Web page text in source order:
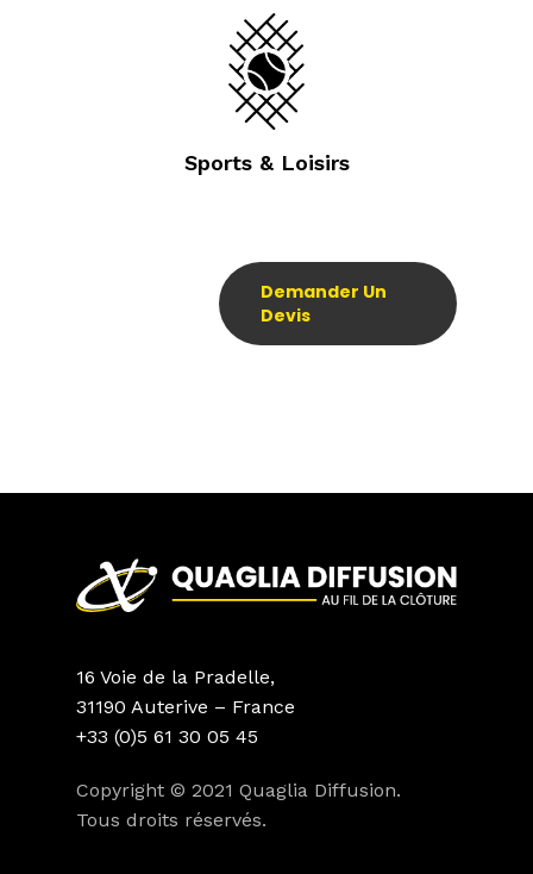
Sports & Loisirs
Demander Un
Devis
16 Voie de la Pradelle,
31190 Auterive – France
+33 (0)5 61 30 05 45
Copyright © 2021 Quaglia Diffusion.
Tous droits réservés.